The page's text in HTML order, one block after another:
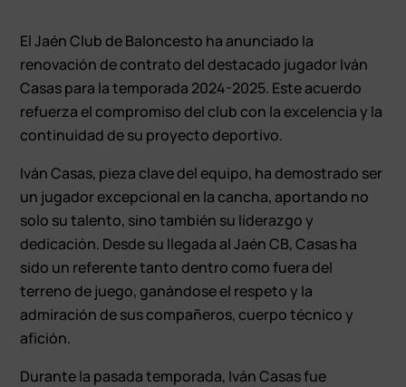
El Jaén Club de Baloncesto ha anunciado la
renovación de contrato del destacado jugador Iván
Casas para la temporada 2024-2025. Este acuerdo
refuerza el compromiso del club con la excelencia y la
continuidad de su proyecto deportivo.
Iván Casas, pieza clave del equipo, ha demostrado ser
un jugador excepcional en la cancha, aportando no
solo su talento, sino también su liderazgo y
dedicación. Desde su llegada al Jaén CB, Casas ha
sido un referente tanto dentro como fuera del
terreno de juego, ganándose el respeto y la
admiración de sus compañeros, cuerpo técnico y
afición.
Durante la pasada temporada, Iván Casas fue